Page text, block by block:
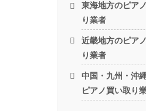
東海地方のピア
り業者
近畿地方のピア
り業者
中国・九州・沖
ピアノ買い取り